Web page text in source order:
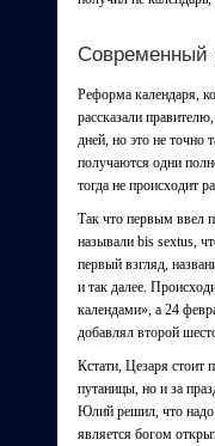
Современный
Реформа календаря,
рассказали
дней, но это не точно
получаются одни
тогда не происходит
Так что первым ввел
называли bis sextus,
первый взгляд,
и так далее.
календами», а 24
добавлял второй
Кстати, Цезаря стоит
путаницы, но и за
Юлий решил, что надо
является богом